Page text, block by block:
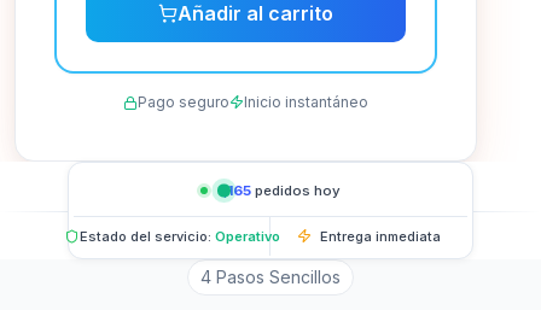
Añadir al carrito
Pago seguro Inicio instantáneo
1,165 pedidos hoy
Estado del servicio: Operativo Entrega inmediata
4 Pasos Sencillos